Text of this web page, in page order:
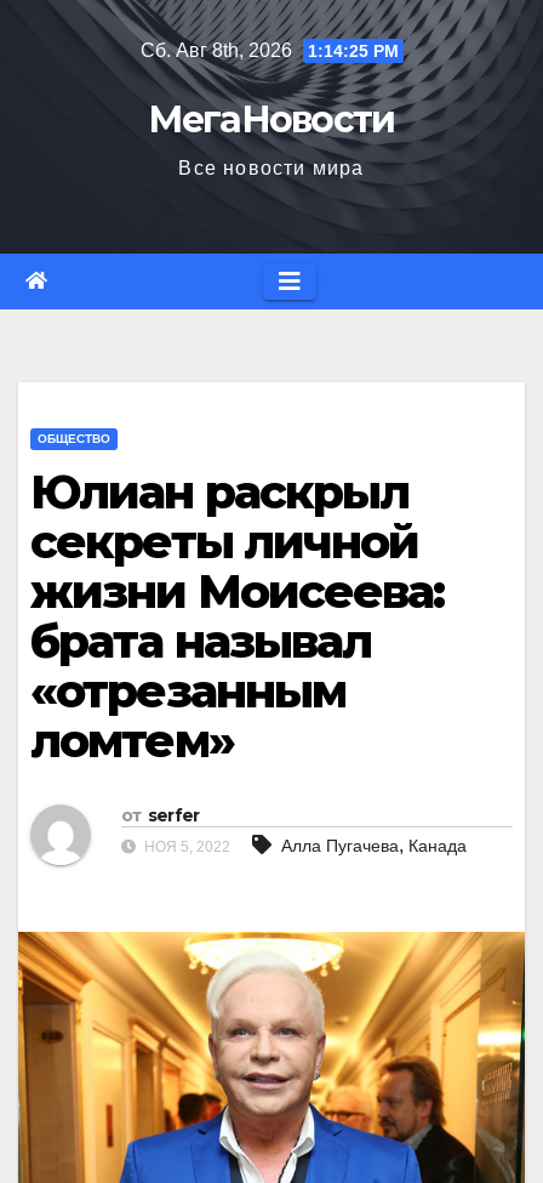
Сб. Авг 8th, 2026 1:14:26 PM
МегаНовости
Все новости мира
ОБЩЕСТВО
Юлиан раскрыл
секреты личной
жизни Моисеева:
брата называл
«отрезанным
ломтем»
от serfer
НОЯ 5, 2022 Алла Пугачева, Канада